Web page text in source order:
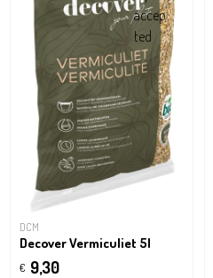
DCM
Decover Vermiculiet 5l
€ 9,30